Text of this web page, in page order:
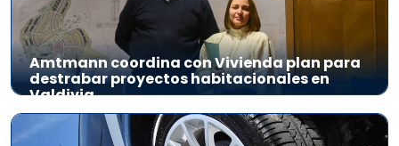
Amtmann coordina con Vivienda plan para
destrabar proyectos habitacionales en
Valdivia